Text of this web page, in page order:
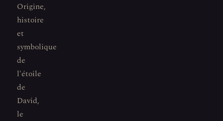
Origine,
histoire
et
symbolique
de
l'étoile
de
David,
le